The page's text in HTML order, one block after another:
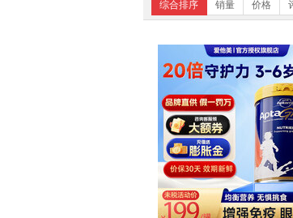
综合排序 销量 价格